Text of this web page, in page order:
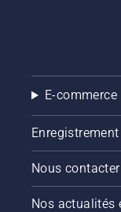
E-commerce
Nous contacter
Nos actualités